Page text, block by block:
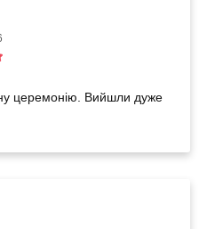
церемонію. Вийшли дуже